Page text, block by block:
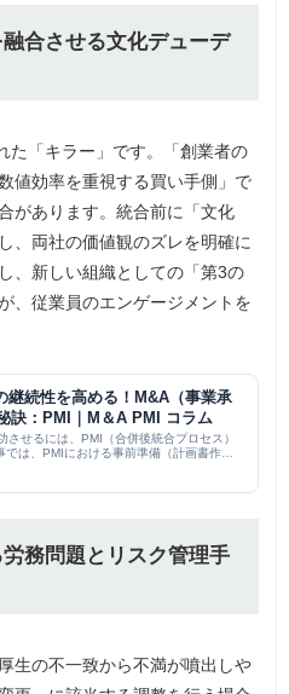
合させる文化デューデ
た「キラー」です。「創業者の
値効率を重視する買い手側」で
があります。統合前に「文化
、両社の価値観のズレを明確に
、新しい組織としての「第3の
、従業員のエンゲージメントを
継続性を高める！M&A（事業承
訣：PMI｜M＆A PMI コラム
させるには、PMI（合併後統合プロセス）
では、PMIにおける事前準備（計画書作
務問題とリスク管理手
生の不一致から不満が噴出しや